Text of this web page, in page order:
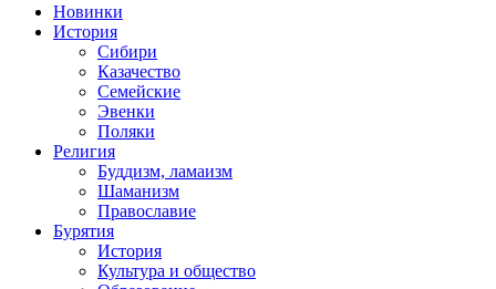
Новинки
История
Сибири
Казачество
Семейские
Эвенки
Поляки
Религия
Буддизм, ламаизм
Шаманизм
Православие
Бурятия
История
Культура и общество